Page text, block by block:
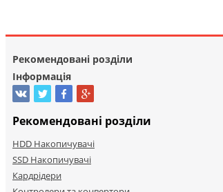
Рекомендовані розділи
Інформація
Рекомендовані розділи
HDD Накопичувачі
SSD Накопичувачі
Кардрідери